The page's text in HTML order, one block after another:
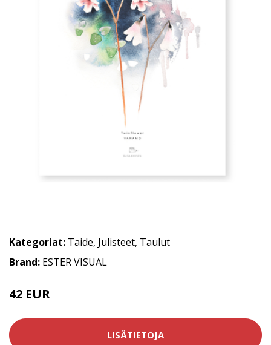
Kategoriat: Taide, Julisteet, Taulut
Brand: ESTER VISUAL
42 EUR
LISÄTIETOJA